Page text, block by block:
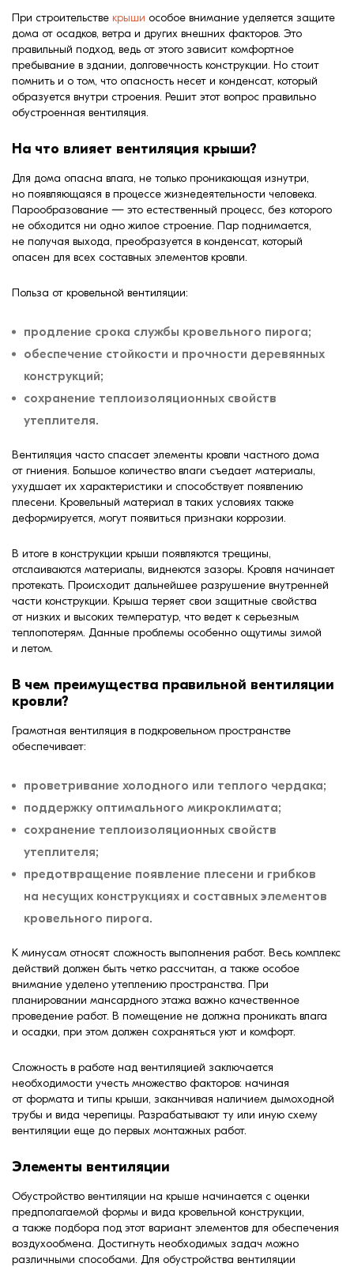
формовки
Клинкерная плитка
Ступени, крыльцо
Строительные
При строительстве крыши особое внимание уделяется защите
дома от осадков, ветра и других внешних факторов. Это
правильный подход, ведь от этого зависит комфортное
пребывание в здании, долговечность конструкции. Но стоит
помнить и о том, что опасность несет и конденсат, который
образуется внутри строения. Решит этот вопрос правильно
обустроенная вентиляция.
На что влияет вентиляция крыши?
Для дома опасна влага, не только проникающая изнутри,
но появляющаяся в процессе жизнедеятельности человека.
Парообразование — это естественный процесс, без которого
не обходится ни одно жилое строение. Пар поднимается,
не получая выхода, преобразуется в конденсат, который
опасен для всех составных элементов кровли.
Польза от кровельной вентиляции:
продление срока службы кровельного пирога;
обеспечение стойкости и прочности деревянных
конструкций;
сохранение теплоизоляционных свойств
утеплителя.
Вентиляция часто спасает элементы кровли частного дома
от гниения. Большое количество влаги съедает материалы,
ухудшает их характеристики и способствует появлению
плесени. Кровельный материал в таких условиях также
деформируется, могут появиться признаки коррозии.
В итоге в конструкции крыши появляются трещины,
отслаиваются материалы, виднеются зазоры. Кровля начинает
протекать. Происходит дальнейшее разрушение внутренней
части конструкции. Крыша теряет свои защитные свойства
от низких и высоких температур, что ведет к серьезным
теплопотерям. Данные проблемы особенно ощутимы зимой
и летом.
В чем преимущества правильной вентиляции
кровли?
Грамотная вентиляция в подкровельном пространстве
обеспечивает:
проветривание холодного или теплого чердака;
поддержку оптимального микроклимата;
сохранение теплоизоляционных свойств
утеплителя;
предотвращение появление плесени и грибков
на несущих конструкциях и составных элементов
кровельного пирога.
К минусам относят сложность выполнения работ. Весь комплекс
действий должен быть четко рассчитан, а также особое
внимание уделено утеплению пространства. При
планировании мансардного этажа важно качественное
проведение работ. В помещение не должна проникать влага
и осадки, при этом должен сохраняться уют и комфорт.
Сложность в работе над вентиляцией заключается
необходимости учесть множество факторов: начиная
от формата и типы крыши, заканчивая наличием дымоходной
трубы и вида черепицы. Разрабатывают ту или иную схему
вентиляции еще до первых монтажных работ.
Элементы вентиляции
Обустройство вентиляции на крыше начинается с оценки
предполагаемой формы и вида кровельной конструкции,
а также подбора под этот вариант элементов для обеспечения
воздухообмена. Достигнуть необходимых задач можно
различными способами. Для обустройства вентиляции